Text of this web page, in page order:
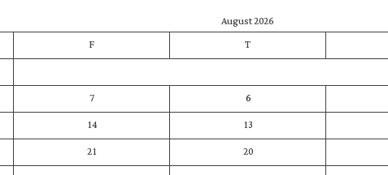
August 2026
T
F
6
7
13
14
20
21